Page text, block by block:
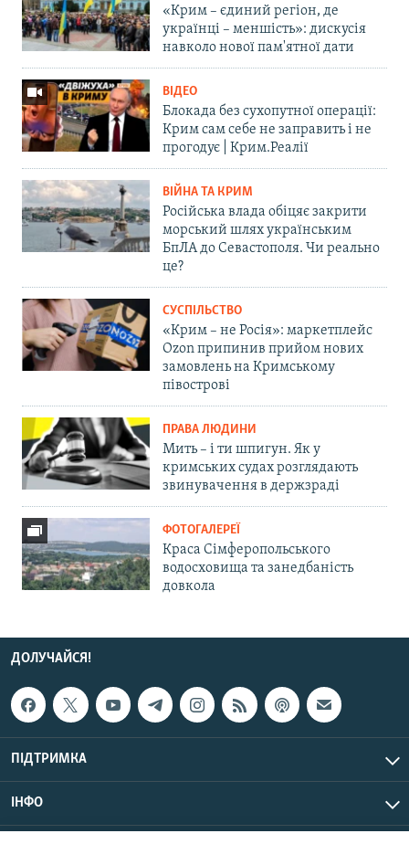
«Крим – єдиний регіон, де
українці – меншість»: дискусія
навколо нової пам'ятної дати
ВІДЕО
Блокада без сухопутної операції:
Крим сам себе не заправить і не
прогодує | Крим.Реалії
ВІЙНА ТА КРИМ
Російська влада обіцяє закрити
морський шлях українським
БпЛА до Севастополя. Чи реально
це?
СУСПІЛЬСТВО
«Крим – не Росія»: маркетплейс
Ozon припинив прийом нових
замовлень на Кримському
півострові
ПРАВА ЛЮДИНИ
Мить – і ти шпигун. Як у
кримських судах розглядають
звинувачення в держзраді
ФОТОГАЛЕРЕЇ
Краса Сімферопольського
водосховища та занедбаність
довкола
ДОЛУЧАЙСЯ!
ПІДТРИМКА
ІНФО